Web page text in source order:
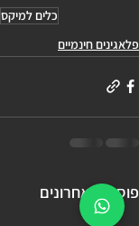
כלים למיקס
פלאגינים חינמיים
פוסטים אחרונים